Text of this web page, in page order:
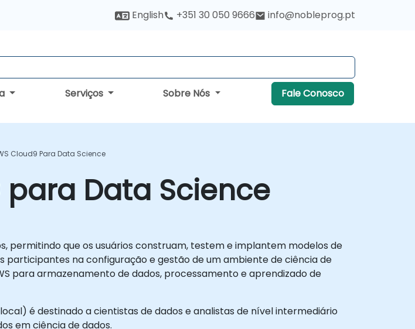
English +351 30 050 9666 info@nobleprog.pt
Serviços Sobre Nós Fale Conosco
Cloud9 Para Data Science
para Data Science
permitindo que os usuários construam, testem e implantem modelos de
participantes na configuração e gestão de um ambiente de ciência de
para armazenamento de dados, processamento e aprendizado de
é destinado a cientistas de dados e analistas de nível intermediário
em ciência de dados.